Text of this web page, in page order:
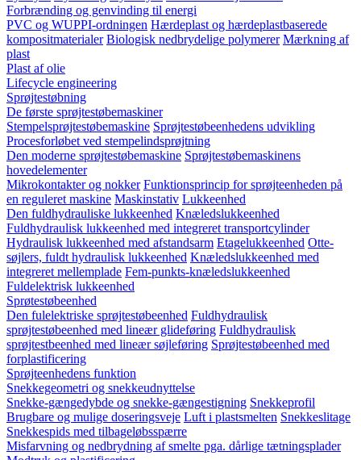
Forbrænding og genvinding til energi
PVC og WUPPI-ordningen Hærdeplast og hærdeplastbaserede
kompositmaterialer Biologisk nedbrydelige polymerer Mærkning af
plast
Plast af olie
Lifecycle engineering
Sprøjtestøbning
De første sprøjtestøbemaskiner
Stempelsprøjtestøbemaskine Sprøjtestøbeenhedens udvikling
Procesforløbet ved stempelindsprøjtning
Den moderne sprøjtestøbemaskine Sprøjtestøbemaskinens
hovedelementer
Mikrokontakter og nokker Funktionsprincip for sprøjteenheden på
en reguleret maskine Maskinstativ Lukkeenhed
Den fuldhydrauliske lukkeenhed Knæledslukkeenhed
Fuldhydraulisk lukkeenhed med integreret transportcylinder
Hydraulisk lukkeenhed med afstandsarm Etagelukkeenhed Otte-
søjlers, fuldt hydraulisk lukkeenhed Knæledslukkeenhed med
integreret mellemplade Fem-punkts-knæledslukkeenhed
Fuldelektrisk lukkeenhed
Sprøtestøbeenhed
Den fulelektriske sprøjtestøbeenhed Fuldhydraulisk
sprøjtestøbeenhed med lineær glideføring Fuldhydraulisk
sprøjtestbeenhed med lineær søjleføring Sprøjtestøbeenhed med
forplastificering
Sprøjteenhedens funktion
Snekkegeometri og snekkeudnyttelse
Snekke-gængedybde og snekke-gængestigning Snekkeprofil
Brugbare og mulige doseringsveje Luft i plastsmelten Snekkeslitage
Snekkespids med tilbageløbsspærre
Misfarvning og nedbrydning af smelte pga. dårlige tætningsplader